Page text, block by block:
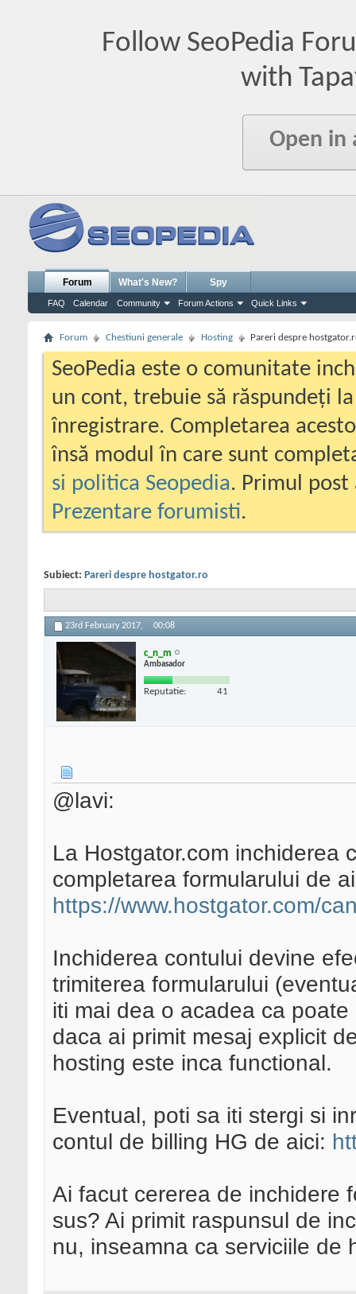
Follow SeoPedia
with
Open in
Forum
FAQ Calendar Community Forum Actions Quick Links
What's New? Spy
Forum Chestiuni generale Hosting Pareri despre
SeoPedia este o comunitate
un cont, trebuie să răspundeți
înregistrare. Completarea
însă modul în care sunt
si politica Seopedia. Primul
Prezentare forumisti.
Subiect: Pareri despre hostgator.ro
23rd February 2017, 00:08
c_n_m
Ambasador
Reputatie: 41
@lavi:
La Hostgator.com inchiderea
completarea formularului de
https://www.hostgator.com/
Inchiderea contului devine
trimiterea formularului
iti mai dea o acadea ca
daca ai primit mesaj explicit
hosting este inca functional.
Eventual, poti sa iti stergi si
contul de billing HG de aici:
Ai facut cererea de inchidere
sus? Ai primit raspunsul de
nu, inseamna ca serviciile de